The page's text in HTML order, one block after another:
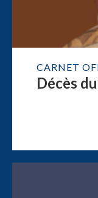
CARNET
Décès